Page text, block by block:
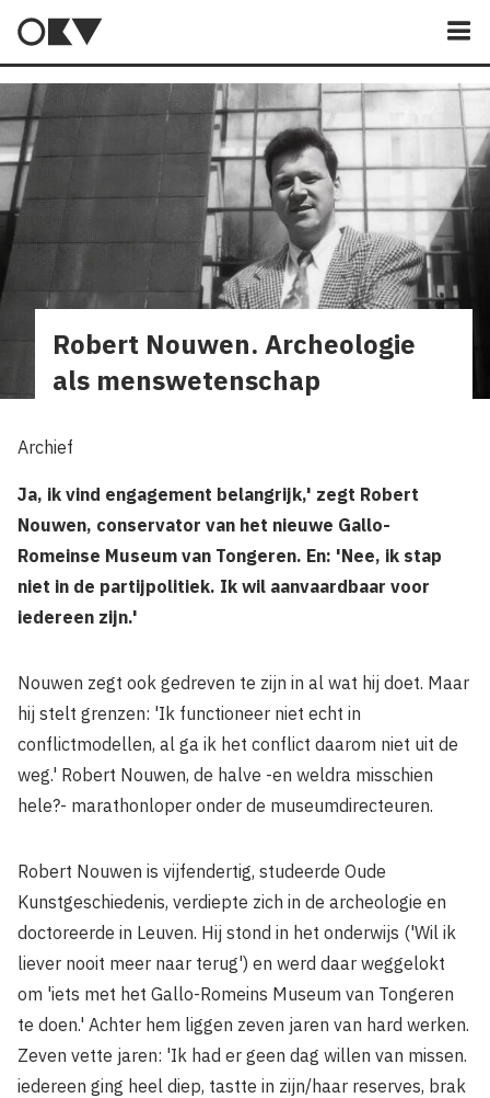
Robert Nouwen. Archeologie
als menswetenschap
Archief
Ja, ik vind engagement belangrijk,' zegt Robert
Nouwen, conservator van het nieuwe Gallo-
Romeinse Museum van Tongeren. En: 'Nee, ik stap
niet in de partijpolitiek. Ik wil aanvaardbaar voor
iedereen zijn.'
Nouwen zegt ook gedreven te zijn in al wat hij doet. Maar
hij stelt grenzen: 'Ik functioneer niet echt in
conflictmodellen, al ga ik het conflict daarom niet uit de
weg.' Robert Nouwen, de halve -en weldra misschien
hele?- marathonloper onder de museumdirecteuren.
Robert Nouwen is vijfendertig, studeerde Oude
Kunstgeschiedenis, verdiepte zich in de archeologie en
doctoreerde in Leuven. Hij stond in het onderwijs ('Wil ik
liever nooit meer naar terug') en werd daar weggelokt
om 'iets met het Gallo-Romeins Museum van Tongeren
te doen.' Achter hem liggen zeven jaren van hard werken.
Zeven vette jaren: 'Ik had er geen dag willen van missen.
iedereen ging heel diep, tastte in zijn/haar reserves, brak